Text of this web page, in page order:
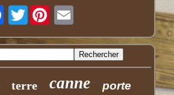
Twitter
terre canne porte